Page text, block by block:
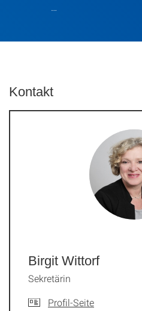
…
Kontakt
Birgit Wittorf
Sekretärin
Profil-Seite